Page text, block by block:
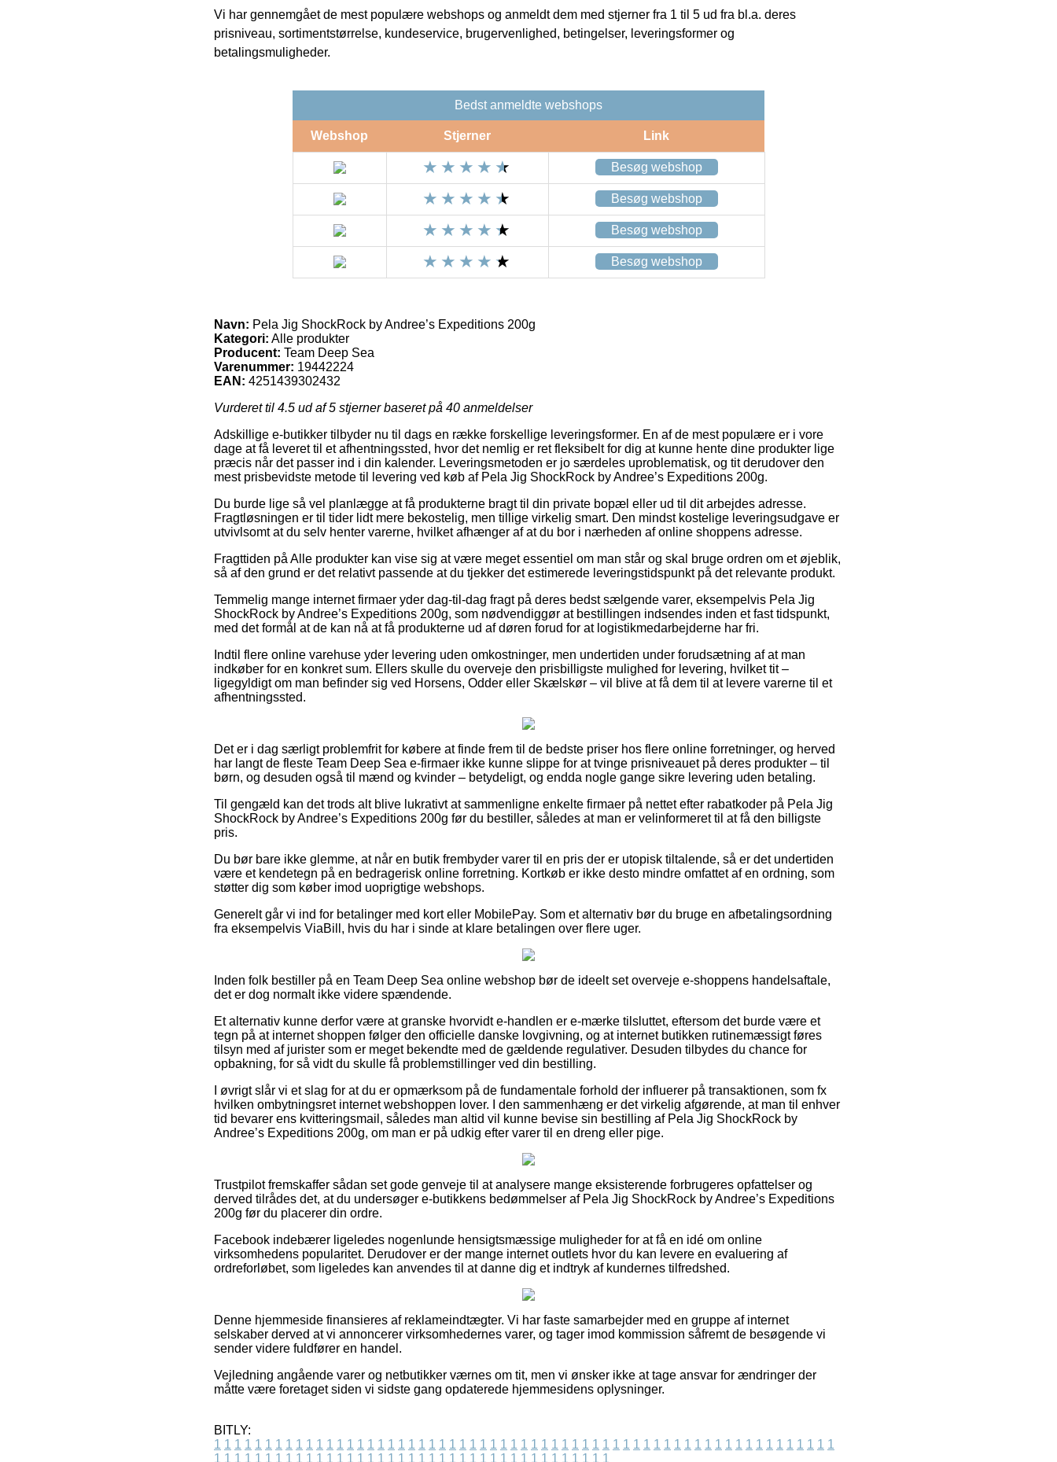
Vi har gennemgået de mest populære webshops og anmeldt dem med stjerner fra 1 til 5 ud fra bl.a. deres
prisniveau, sortimentstørrelse, kundeservice, brugervenlighed, betingelser, leveringsformer og
betalingsmuligheder.
Bedst anmeldte webshops
Webshop Stjerner Link
Besøg webshop
Besøg webshop
Besøg webshop
Besøg webshop
Navn: Pela Jig ShockRock by Andree’s Expeditions 200g
Kategori: Alle produkter
Producent: Team Deep Sea
Varenummer: 19442224
EAN: 4251439302432
Vurderet til 4.5 ud af 5 stjerner baseret på 40 anmeldelser
Adskillige e-butikker tilbyder nu til dags en række forskellige leveringsformer. En af de mest populære er i vore
dage at få leveret til et afhentningssted, hvor det nemlig er ret fleksibelt for dig at kunne hente dine produkter lige
præcis når det passer ind i din kalender. Leveringsmetoden er jo særdeles uproblematisk, og tit derudover den
mest prisbevidste metode til levering ved køb af Pela Jig ShockRock by Andree’s Expeditions 200g.
Du burde lige så vel planlægge at få produkterne bragt til din private bopæl eller ud til dit arbejdes adresse.
Fragtløsningen er til tider lidt mere bekostelig, men tillige virkelig smart. Den mindst kostelige leveringsudgave er
utvivlsomt at du selv henter varerne, hvilket afhænger af at du bor i nærheden af online shoppens adresse.
Fragttiden på Alle produkter kan vise sig at være meget essentiel om man står og skal bruge ordren om et øjeblik,
så af den grund er det relativt passende at du tjekker det estimerede leveringstidspunkt på det relevante produkt.
Temmelig mange internet firmaer yder dag-til-dag fragt på deres bedst sælgende varer, eksempelvis Pela Jig
ShockRock by Andree’s Expeditions 200g, som nødvendiggør at bestillingen indsendes inden et fast tidspunkt,
med det formål at de kan nå at få produkterne ud af døren forud for at logistikmedarbejderne har fri.
Indtil flere online varehuse yder levering uden omkostninger, men undertiden under forudsætning af at man
indkøber for en konkret sum. Ellers skulle du overveje den prisbilligste mulighed for levering, hvilket tit –
ligegyldigt om man befinder sig ved Horsens, Odder eller Skælskør – vil blive at få dem til at levere varerne til et
afhentningssted.
Det er i dag særligt problemfrit for købere at finde frem til de bedste priser hos flere online forretninger, og herved
har langt de fleste Team Deep Sea e-firmaer ikke kunne slippe for at tvinge prisniveauet på deres produkter – til
børn, og desuden også til mænd og kvinder – betydeligt, og endda nogle gange sikre levering uden betaling.
Til gengæld kan det trods alt blive lukrativt at sammenligne enkelte firmaer på nettet efter rabatkoder på Pela Jig
ShockRock by Andree’s Expeditions 200g før du bestiller, således at man er velinformeret til at få den billigste
pris.
Du bør bare ikke glemme, at når en butik frembyder varer til en pris der er utopisk tiltalende, så er det undertiden
være et kendetegn på en bedragerisk online forretning. Kortkøb er ikke desto mindre omfattet af en ordning, som
støtter dig som køber imod uoprigtige webshops.
Generelt går vi ind for betalinger med kort eller MobilePay. Som et alternativ bør du bruge en afbetalingsordning
fra eksempelvis ViaBill, hvis du har i sinde at klare betalingen over flere uger.
Inden folk bestiller på en Team Deep Sea online webshop bør de ideelt set overveje e-shoppens handelsaftale,
det er dog normalt ikke videre spændende.
Et alternativ kunne derfor være at granske hvorvidt e-handlen er e-mærke tilsluttet, eftersom det burde være et
tegn på at internet shoppen følger den officielle danske lovgivning, og at internet butikken rutinemæssigt føres
tilsyn med af jurister som er meget bekendte med de gældende regulativer. Desuden tilbydes du chance for
opbakning, for så vidt du skulle få problemstillinger ved din bestilling.
I øvrigt slår vi et slag for at du er opmærksom på de fundamentale forhold der influerer på transaktionen, som fx
hvilken ombytningsret internet webshoppen lover. I den sammenhæng er det virkelig afgørende, at man til enhver
tid bevarer ens kvitteringsmail, således man altid vil kunne bevise sin bestilling af Pela Jig ShockRock by
Andree’s Expeditions 200g, om man er på udkig efter varer til en dreng eller pige.
Trustpilot fremskaffer sådan set gode genveje til at analysere mange eksisterende forbrugeres opfattelser og
derved tilrådes det, at du undersøger e-butikkens bedømmelser af Pela Jig ShockRock by Andree’s Expeditions
200g før du placerer din ordre.
Facebook indebærer ligeledes nogenlunde hensigtsmæssige muligheder for at få en idé om online
virksomhedens popularitet. Derudover er der mange internet outlets hvor du kan levere en evaluering af
ordreforløbet, som ligeledes kan anvendes til at danne dig et indtryk af kundernes tilfredshed.
Denne hjemmeside finansieres af reklameindtægter. Vi har faste samarbejder med en gruppe af internet
selskaber derved at vi annoncerer virksomhedernes varer, og tager imod kommission såfremt de besøgende vi
sender videre fuldfører en handel.
Vejledning angående varer og netbutikker værnes om tit, men vi ønsker ikke at tage ansvar for ændringer der
måtte være foretaget siden vi sidste gang opdaterede hjemmesidens oplysninger.
BITLY:
1 1 1 1 1 1 1 1 1 1 1 1 1 1 1 1 1 1 1 1 1 1 1 1 1 1 1 1 1 1 1 1 1 1 1 1 1 1 1 1 1 1 1 1 1 1 1 1 1 1 1 1 1 1 1 1 1 1 1 1 1
1 1 1 1 1 1 1 1 1 1 1 1 1 1 1 1 1 1 1 1 1 1 1 1 1 1 1 1 1 1 1 1 1 1 1 1 1 1 1